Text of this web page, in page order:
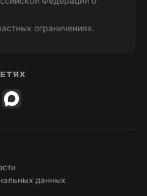
ограничениях.
данных